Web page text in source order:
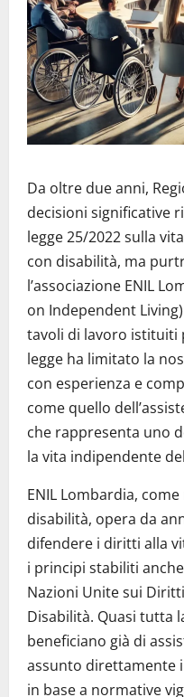
Da oltre due anni,
decisioni significative
legge 25/2022 sulla
con disabilità, ma
l’associazione ENIL
on Independent
tavoli di lavoro istituiti
legge ha limitato la
con esperienza e
come quello
che rappresenta uno
la vita indipendente
ENIL Lombardia,
disabilità, opera da
difendere i diritti alla
i principi stabiliti
Nazioni Unite sui
Disabilità. Quasi tutta
beneficiano già di
assunto direttamente
in base a normative